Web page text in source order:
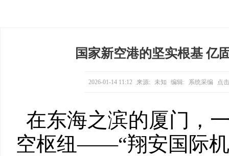
国家新空港的坚实根基 亿
2026-01-14 11:12 来源: 未知 编辑: 系统采编 点
在东海之滨的厦门，
空枢纽——“翔安国际